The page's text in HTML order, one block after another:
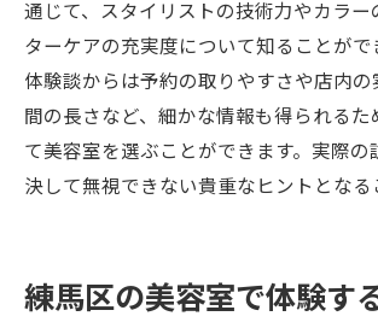
通じて、スタイリストの技術力やカラー
ターケアの充実度について知ることがで
体験談からは予約の取りやすさや店内の
間の長さなど、細かな情報も得られるた
て美容室を選ぶことができます。実際の
決して無視できない貴重なヒントとなる
練馬区の美容室で体験す